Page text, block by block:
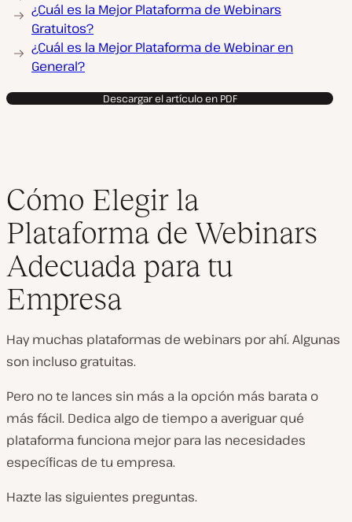
¿Cuál es la Mejor Plataforma de Webinars
Gratuitos?
¿Cuál es la Mejor Plataforma de Webinar en
General?
Descargar el artículo en PDF
Cómo Elegir la
Plataforma de Webinars
Adecuada para tu
Empresa
Hay muchas plataformas de webinars por ahí. Algunas
son incluso gratuitas.
Pero no te lances sin más a la opción más barata o
más fácil. Dedica algo de tiempo a averiguar qué
plataforma funciona mejor para las necesidades
específicas de tu empresa.
Hazte las siguientes preguntas.